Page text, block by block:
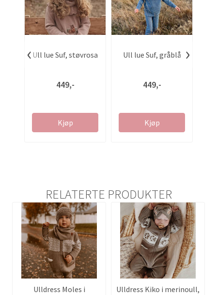
Ull lue Suf, støvrosa
449,-
Kjøp
Ull lue Suf, gråblå
449,-
Kjøp
‹ ›
RELATERTE PRODUKTER
Ulldress Moles i
Ulldress Kiko i merinoull,